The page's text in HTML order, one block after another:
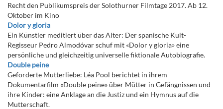
Recht den Publikumspreis der Solothurner Filmtage 2017. Ab 12.
Oktober im Kino
Dolor y gloria
Ein Künstler meditiert über das Alter: Der spanische Kult-
Regisseur Pedro Almodóvar schuf mit «Dolor y gloria» eine
persönliche und gleichzeitig universelle fiktionale Autobiografie.
Double peine
Geforderte Mutterliebe: Léa Pool berichtet in ihrem
Dokumentarfilm «Double peine» über Mütter in Gefängnissen und
ihre Kinder: eine Anklage an die Justiz und ein Hymnus auf die
Mutterschaft.